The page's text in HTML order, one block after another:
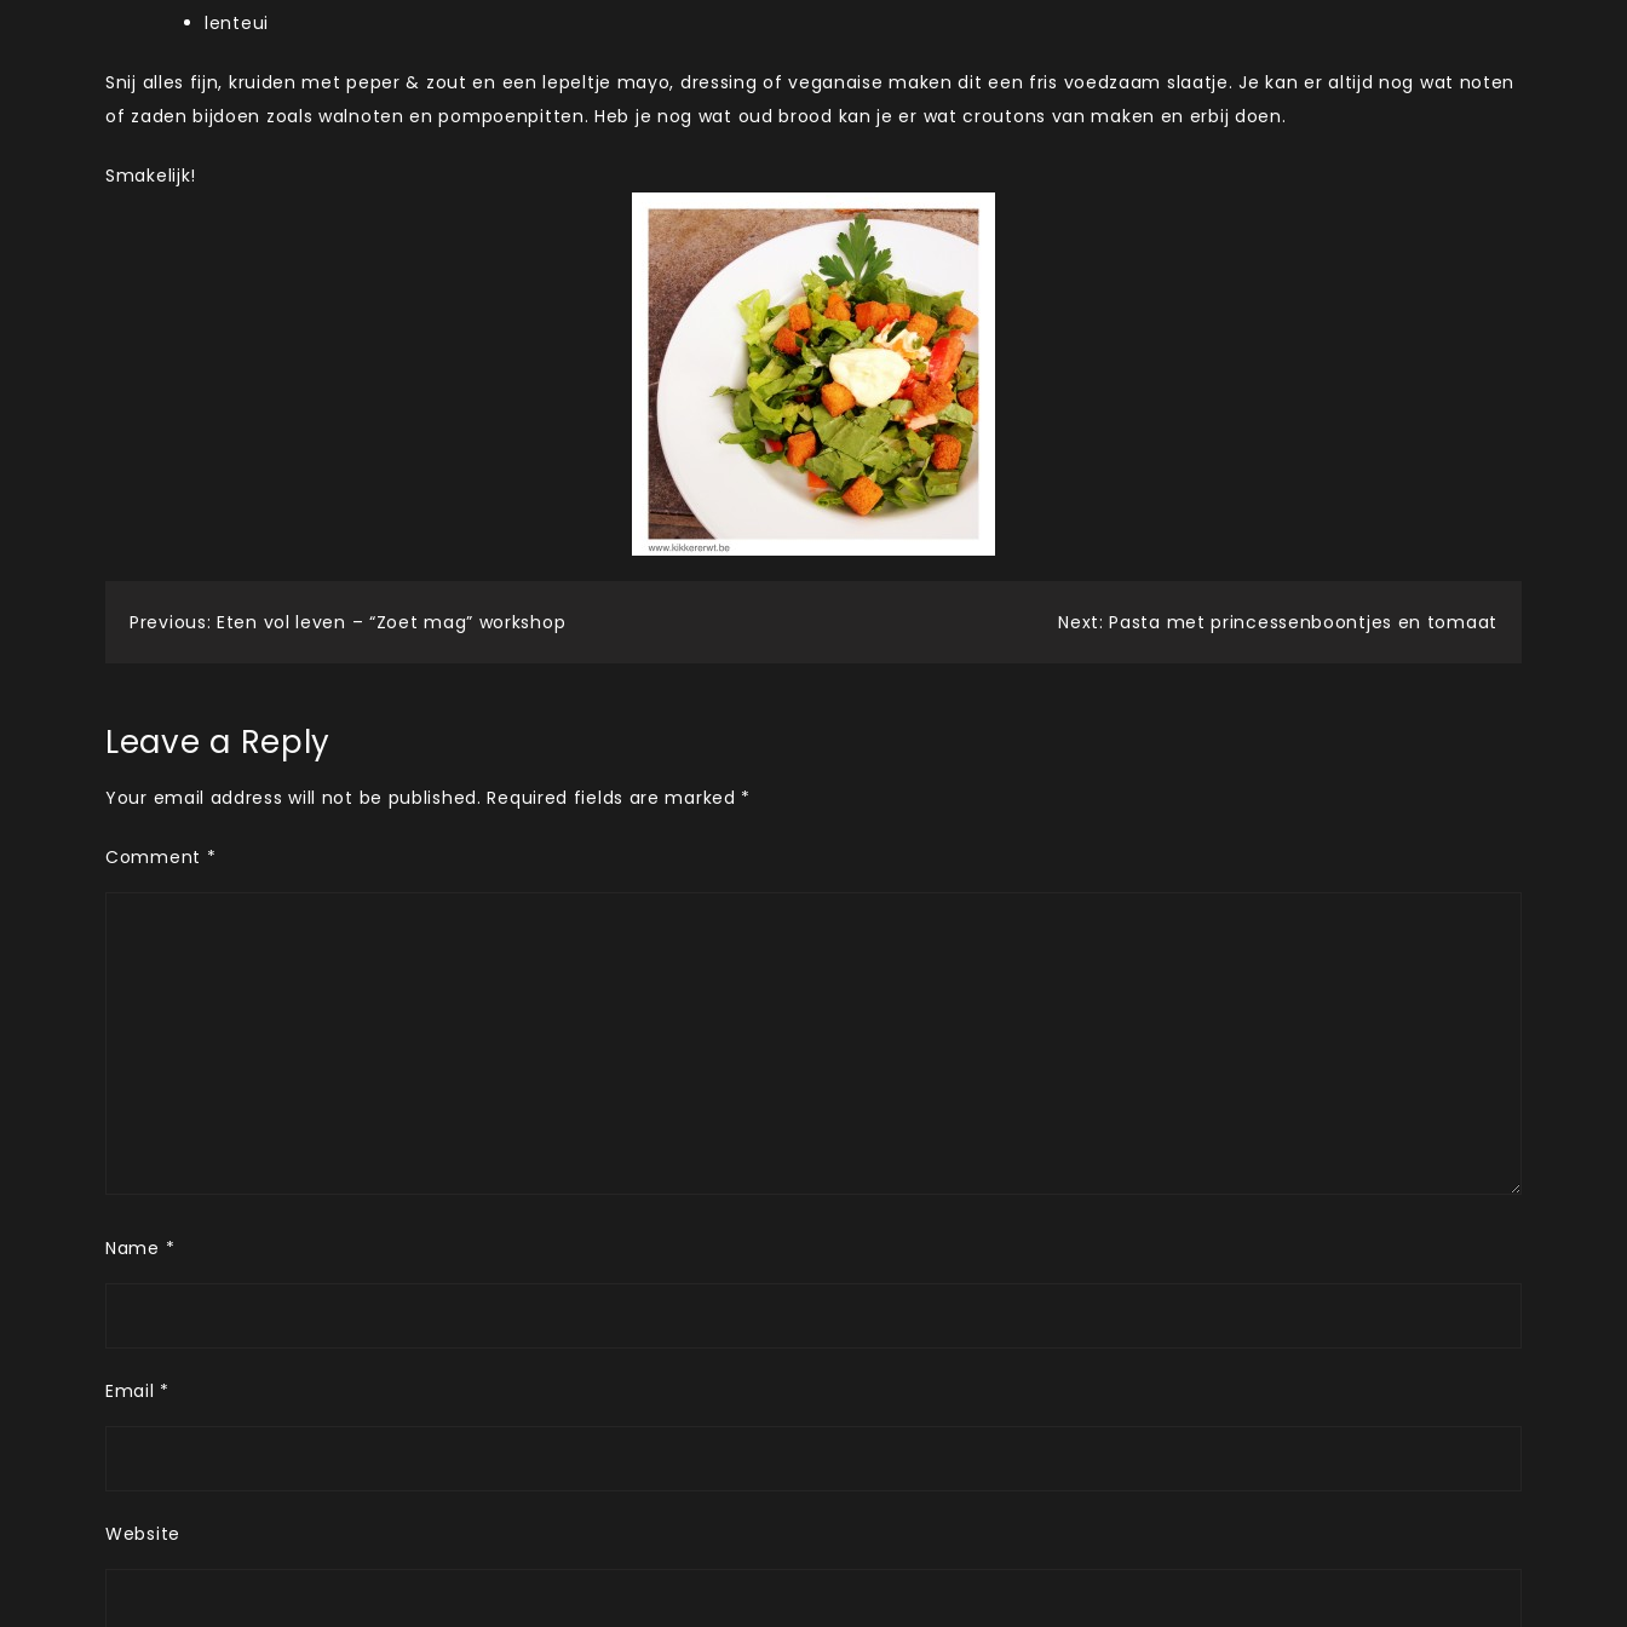
lenteui
Snij alles fijn, kruiden met peper & zout en een lepeltje mayo, dressing of veganaise maken dit een fris voedzaam slaatje. Je kan er altijd nog wat noten
of zaden bijdoen zoals walnoten en pompoenpitten. Heb je nog wat oud brood kan je er wat croutons van maken en erbij doen.
Smakelijk!
Post
Previous: Eten vol leven – “Zoet mag” workshop Next: Pasta met princessenboontjes en tomaat
Leave a Reply
Your email address will not be published. Required fields are marked *
Comment *
Name *
Email *
Website